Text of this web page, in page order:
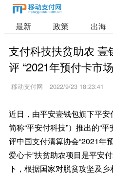
最新 政策 出海
支付科技扶贫助农 壹
评 “2021年预付卡市
移动支付网 2022/9/23 18:23:41
近日，由平安壹钱包旗下平
简称“平安付科技”）推出的“
评中国支付清算协会“2021年
爱心卡”扶贫助农项目是平安
下，根据国家对脱贫攻坚及